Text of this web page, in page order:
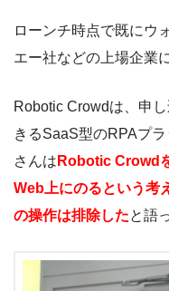
ローンチ時点で既にウ
エー社などの上場企業
Robotic Crowdは、申
きるSaaS型のRPAプ
さんは Robotic Crowd
Web 上にのるという
の操作は排除したと語